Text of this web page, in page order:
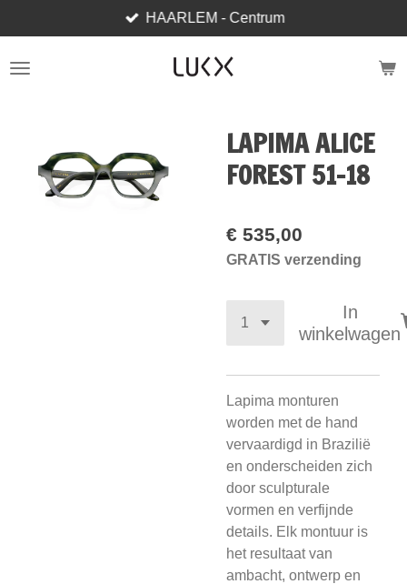
direct
naar
HAARLEM - Centrum
LAPIMA ALICE
FOREST 51-18
€ 535,00
GRATIS verzending
In
winkelwagen
Lapima monturen
worden met de hand
vervaardigd in Brazilië
en onderscheiden zich
door sculpturale
vormen en verfijnde
details. Elk montuur is
het resultaat van
ambacht, ontwerp en